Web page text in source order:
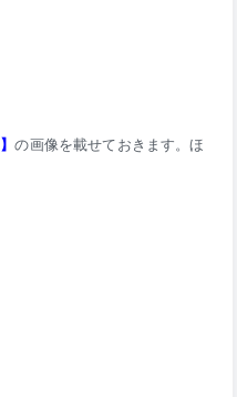
の画像を載せておきます。ほ